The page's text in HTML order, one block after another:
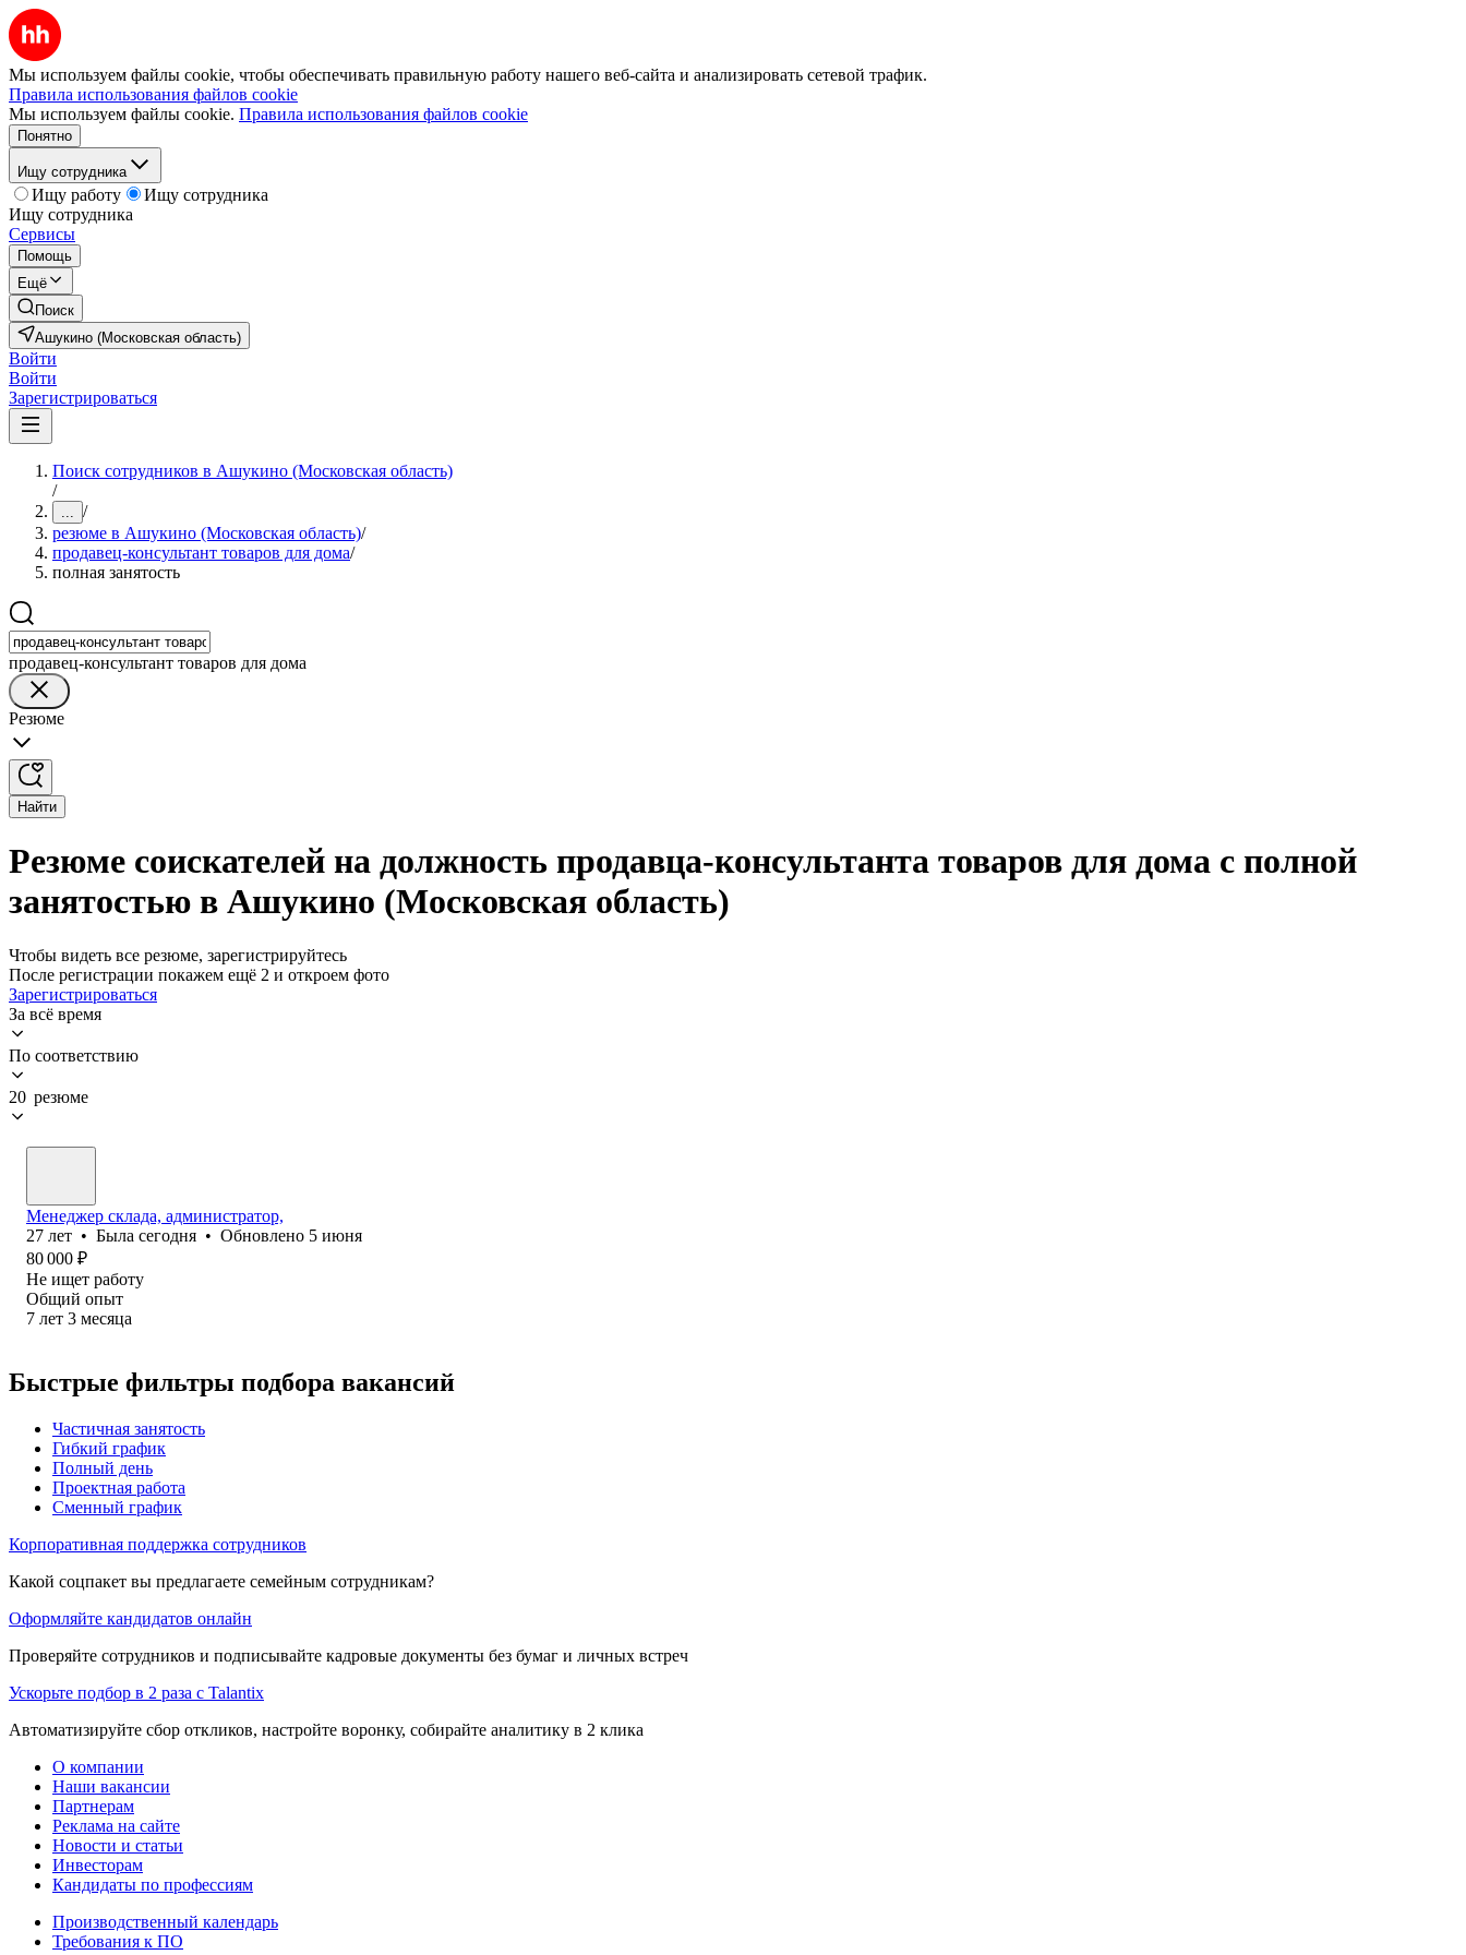
Мы используем файлы cookie, чтобы обеспечивать правильную работу нашего веб-сайта и анализировать сетевой трафик.
Правила использования файлов cookie
Мы используем файлы cookie. Правила использования файлов cookie
Понятно
Ищу сотрудника
Ищу работу
Ищу сотрудника
Ищу сотрудника
Сервисы
Помощь
Ещё
Поиск
Ашукино (Московская область)
Войти
Войти
Зарегистрироваться
Поиск сотрудников в Ашукино (Московская область)
/
... /
резюме в Ашукино (Московская область)/
продавец-консультант товаров для дома/
полная занятость
продавец-консультант товаров для дома
Резюме
Найти
Резюме соискателей на должность продавца-консультанта товаров для дома с полной
занятостью в Ашукино (Московская область)
Чтобы видеть все резюме, зарегистрируйтесь
После регистрации покажем ещё 2 и откроем фото
Зарегистрироваться
За всё время
По соответствию
20 резюме
Менеджер склада, администратор,
27 лет • Была сегодня • Обновлено 5 июня
80 000 ₽
Не ищет работу
Общий опыт
7 лет 3 месяца
Быстрые фильтры подбора вакансий
Частичная занятость
Гибкий график
Полный день
Проектная работа
Сменный график
Корпоративная поддержка сотрудников
Какой соцпакет вы предлагаете семейным сотрудникам?
Оформляйте кандидатов онлайн
Проверяйте сотрудников и подписывайте кадровые документы без бумаг и личных встреч
Ускорьте подбор в 2 раза с Talantix
Автоматизируйте сбор откликов, настройте воронку, собирайте аналитику в 2 клика
О компании
Наши вакансии
Партнерам
Реклама на сайте
Новости и статьи
Инвесторам
Кандидаты по профессиям
Производственный календарь
Требования к ПО